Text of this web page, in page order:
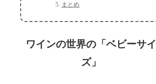
まとめ
ワインの世界の「ベビーサイ
ズ」